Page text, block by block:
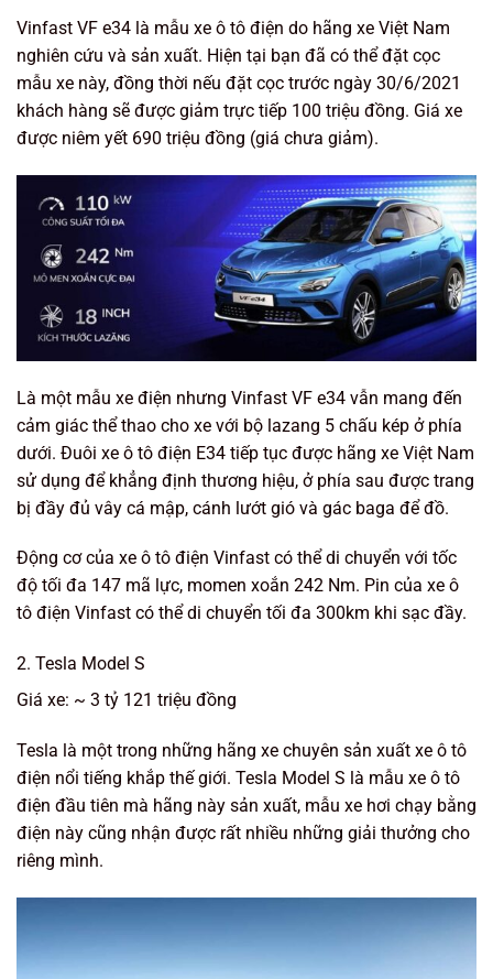
Vinfast VF e34 là mẫu xe ô tô điện do hãng xe Việt Nam
nghiên cứu và sản xuất. Hiện tại bạn đã có thể đặt cọc
mẫu xe này, đồng thời nếu đặt cọc trước ngày 30/6/2021
khách hàng sẽ được giảm trực tiếp 100 triệu đồng. Giá xe
được niêm yết 690 triệu đồng (giá chưa giảm).
Là một mẫu xe điện nhưng Vinfast VF e34 vẫn mang đến
cảm giác thể thao cho xe với bộ lazang 5 chấu kép ở phía
dưới. Đuôi xe ô tô điện E34 tiếp tục được hãng xe Việt Nam
sử dụng để khẳng định thương hiệu, ở phía sau được trang
bị đầy đủ vây cá mập, cánh lướt gió và gác baga để đồ.
Động cơ của xe ô tô điện Vinfast có thể di chuyển với tốc
độ tối đa 147 mã lực, momen xoắn 242 Nm. Pin của xe ô
tô điện Vinfast có thể di chuyển tối đa 300km khi sạc đầy.
2. Tesla Model S
Giá xe: ~ 3 tỷ 121 triệu đồng
Tesla là một trong những hãng xe chuyên sản xuất xe ô tô
điện nổi tiếng khắp thế giới. Tesla Model S là mẫu xe ô tô
điện đầu tiên mà hãng này sản xuất, mẫu xe hơi chạy bằng
điện này cũng nhận được rất nhiều những giải thưởng cho
riêng mình.